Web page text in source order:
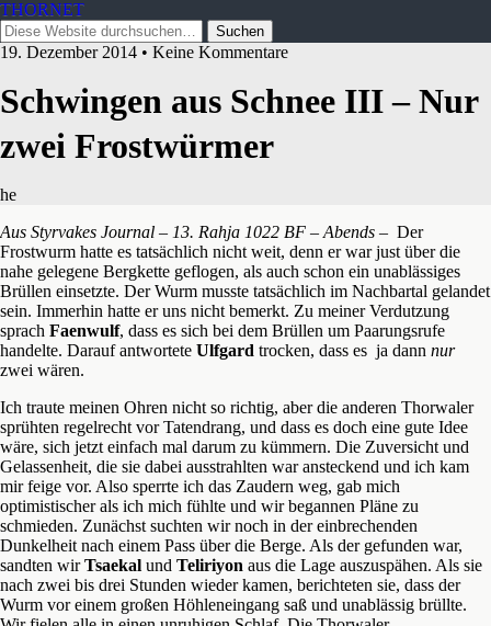
THORNET
19. Dezember 2014 • Keine Kommentare
Schwingen aus Schnee III – Nur
zwei Frostwürmer
he
Aus Styrvakes Journal – 13. Rahja 1022 BF – Abends – Der
Frostwurm hatte es tatsächlich nicht weit, denn er war just über die
nahe gelegene Bergkette geflogen, als auch schon ein unablässiges
Brüllen einsetzte. Der Wurm musste tatsächlich im Nachbartal gelandet
sein. Immerhin hatte er uns nicht bemerkt. Zu meiner Verdutzung
sprach Faenwulf, dass es sich bei dem Brüllen um Paarungsrufe
handelte. Darauf antwortete Ulfgard trocken, dass es ja dann nur
zwei wären.
Ich traute meinen Ohren nicht so richtig, aber die anderen Thorwaler
sprühten regelrecht vor Tatendrang, und dass es doch eine gute Idee
wäre, sich jetzt einfach mal darum zu kümmern. Die Zuversicht und
Gelassenheit, die sie dabei ausstrahlten war ansteckend und ich kam
mir feige vor. Also sperrte ich das Zaudern weg, gab mich
optimistischer als ich mich fühlte und wir begannen Pläne zu
schmieden. Zunächst suchten wir noch in der einbrechenden
Dunkelheit nach einem Pass über die Berge. Als der gefunden war,
sandten wirTsaekal und Teliriyon aus die Lage auszuspähen. Als sie
nach zwei bis drei Stunden wieder kamen, berichteten sie, dass der
Wurm vor einem großen Höhleneingang saß und unablässig brüllte.